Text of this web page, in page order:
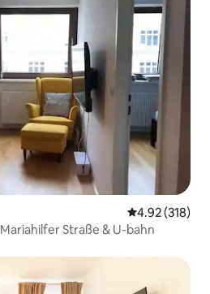
平均评分 4.92
4.92 (318)
Straße & U-bahn